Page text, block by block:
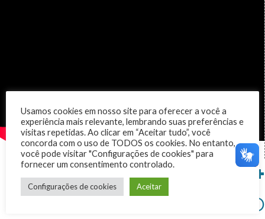
+
SOBRE O
CURSO
Usamos cookies em nosso site para oferecer a você a
experiência mais relevante, lembrando suas preferências e
visitas repetidas. Ao clicar em “Aceitar tudo”, você
concorda com o uso de TODOS os cookies. No entanto,
você pode visitar "Configurações de cookies" para
fornecer um consentimento controlado.
Configurações de cookies Aceitar